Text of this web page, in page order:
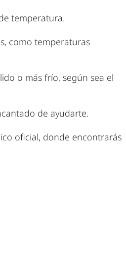
temperatura.
como temperaturas
o más frío, según sea el
de ayudarte.
oficial, donde encontrarás